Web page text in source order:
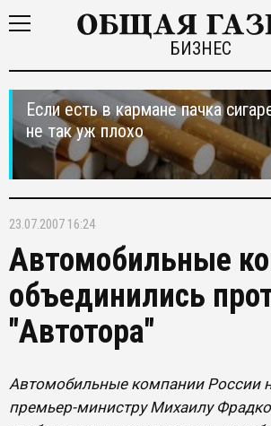
БИЗНЕС
Если есть в кармане пачка
не так уж плохо
23.07.2007 16:24
Автомобильные
объединились
"Автотора"
Автомобильные компании России
премьер-министру Михаилу